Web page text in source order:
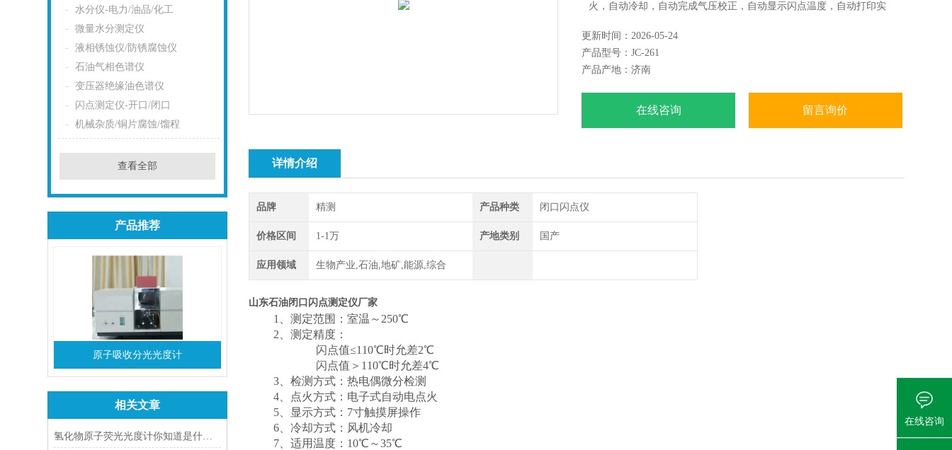
水分仪-电力/油品/化工
微量水分测定仪
液相锈蚀仪/防锈腐蚀仪
石油气相色谱仪
变压器绝缘油色谱仪
闪点测定仪-开口/闭口
机械杂质/铜片腐蚀/馏程
查看全部
产品推荐
原子吸收分光光度计
相关文章
氢化物原子荧光光度计你知道是什么吗？
火，自动冷却，自动完成气压校正，自动显示闪点温度，自动打印实
更新时间：2026-05-24
产品型号：JC-261
产品产地：济南
在线咨询 留言询价
详情介绍
品牌 精测 产品种类 闭口闪点仪
价格区间 1-1万 产地类别 国产
应用领域 生物产业,石油,地矿,能源,综合
山东石油闭口闪点测定仪厂家
1 、测定范围：室温～ 250℃
2 、测定精度：
闪点值≤110℃时允差2℃
闪点值＞ 110℃时允差4℃
3 、检测方式：热电偶微分检测
4 、点火方式：电子式自动电点火
5 、显示方式： 7寸触摸屏操作
6 、冷却方式：风机冷却
7 、适用温度： 10℃～35℃
在线咨询